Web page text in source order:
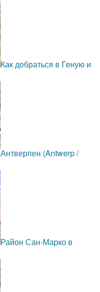
Как добраться в Геную и
Антверпен (Antwerp /
Район Сан-Марко в